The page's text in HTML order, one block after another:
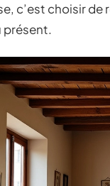
c’est choisir
présent.